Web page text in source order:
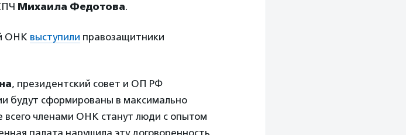
Михаила Федотова.
ОНК выступили правозащитники
, президентский совет и ОП РФ
будут сформированы в максимально
членами ОНК станут люди с опытом
палата нарушила эту договоренность,